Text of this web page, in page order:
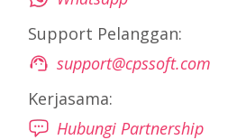
Support Pelanggan:
support@cpssoft.com
Kerjasama:
Hubungi Partnership